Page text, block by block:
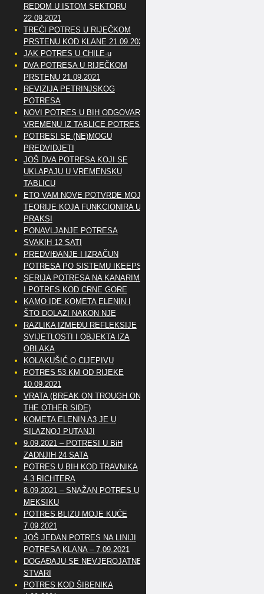
REDOM U ISTOM SEKTORU
22.09.2021
TREĆI POTRES U RIJEČKOM
PRSTENU KOD KLANE 21.09.2021
JAK POTRES U CHILE-u
DVA POTRESA U RIJEČKOM
PRSTENU 21.09.2021
REVIZIJA PETRINJSKOG
POTRESA
NOVI POTRES U BIH ODGOVARA
VREMENU IZ TABLICE POTRESA
POTRESI SE (NE)MOGU
PREDVIDJETI
JOŠ DVA POTRESA KOJI SE
UKLAPAJU U VREMENSKU
TABLICU
ETO VAM NOVE POTVRDE MOJE
TEORIJE KOJA FUNKCIONIRA U
PRAKSI
PONAVLJANJE POTRESA
SVAKIH 12 SATI
PREDVIĐANJE I IZRAČUN
POTRESA PO SISTEMU IKEEPS
SERIJA POTRESA NA KANARIMA
I POTRES KOD CRNE GORE
KAMO IDE KOMETA ELENIN I
ŠTO DOLAZI NAKON NJE
RAZLIKA IZMEĐU REFLEKSIJE
SVIJETLOSTI I OBJEKTA IZA
OBLAKA
KOLAKUŠIĆ O CIJEPIVU
POTRES 53 KM OD RIJEKE
10.09.2021
VRATA (BREAK ON TROUGH ON
THE OTHER SIDE)
KOMETA ELENIN A3 JE U
SILAZNOJ PUTANJI
9.09.2021 – POTRESI U BiH
ZADNJIH 24 SATA
POTRES U BIH KOD TRAVNIKA
4.3 RICHTERA
8.09.2021 – SNAŽAN POTRES U
MEKSIKU
POTRES BLIZU MOJE KUĆE
7.09.2021
JOŠ JEDAN POTRES NA LINIJI
POTRESA KLANA – 7.09.2021
DOGAĐAJU SE NEVJEROJATNE
STVARI
POTRES KOD ŠIBENIKA